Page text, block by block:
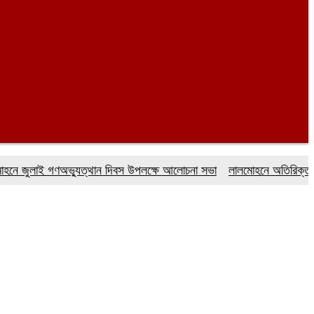
গণঅভ্যুত্থান দিবস উপলক্ষে আলোচনা সভা
লালমোহনে অতিরিক্ত দামে